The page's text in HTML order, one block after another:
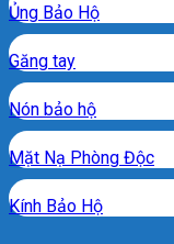
Ủng Bảo Hộ
Găng tay
Nón bảo hộ
Mặt Nạ Phòng Độc
Kính Bảo Hộ